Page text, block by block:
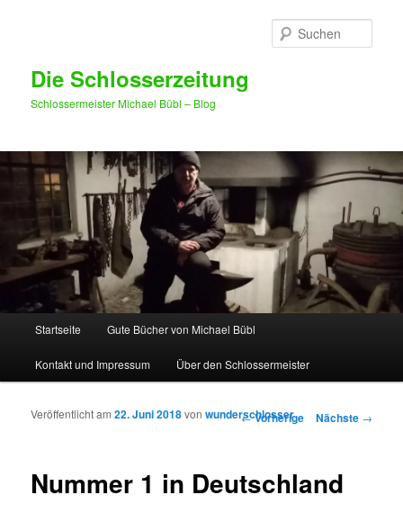
Die Schlosserzeitung
Schlossermeister Michael Bübl – Blog
Zum Inhalt wechseln
Zum sekundären Inhalt wechseln
Startseite Gute Bücher von Michael Bübl
Kontakt und Impressum Über den Schlossermeister
Artikelnavigation
←Vorherige Nächste →
Nummer 1 in Deutschland
Veröffentlicht am22. Juni 2018vonwunderschlosser